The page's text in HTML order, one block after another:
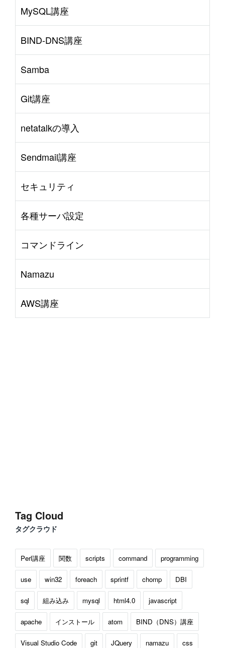
MySQL講座
BIND-DNS講座
Samba
Git講座
netatalkの導入
Sendmail講座
セキュリティ
各種サーバ設定
コマンドライン
Namazu
AWS講座
Tag Cloud
タグクラウド
Perl講座 関数 scripts command programming
use win32 foreach sprintf chomp DBI
sql 組み込み mysql html4.0 javascript
apache インストール atom BIND（DNS）講座
Visual Studio Code git JQuery namazu css